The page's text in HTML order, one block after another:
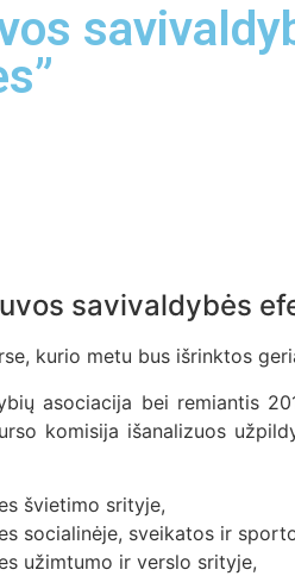
savivaldybės
kurio metu bus išrinktos
asociacija bei remiantis
komisija išanalizuos
švietimo srityje,
socialinėje, sveikatos ir
užimtumo ir verslo srityje,